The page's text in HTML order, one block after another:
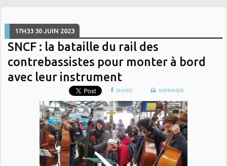
17H33 30 JUIN 2023
SNCF : la bataille du rail des
contrebassistes pour monter à bord
avec leur instrument
SHARE IMPRIMER